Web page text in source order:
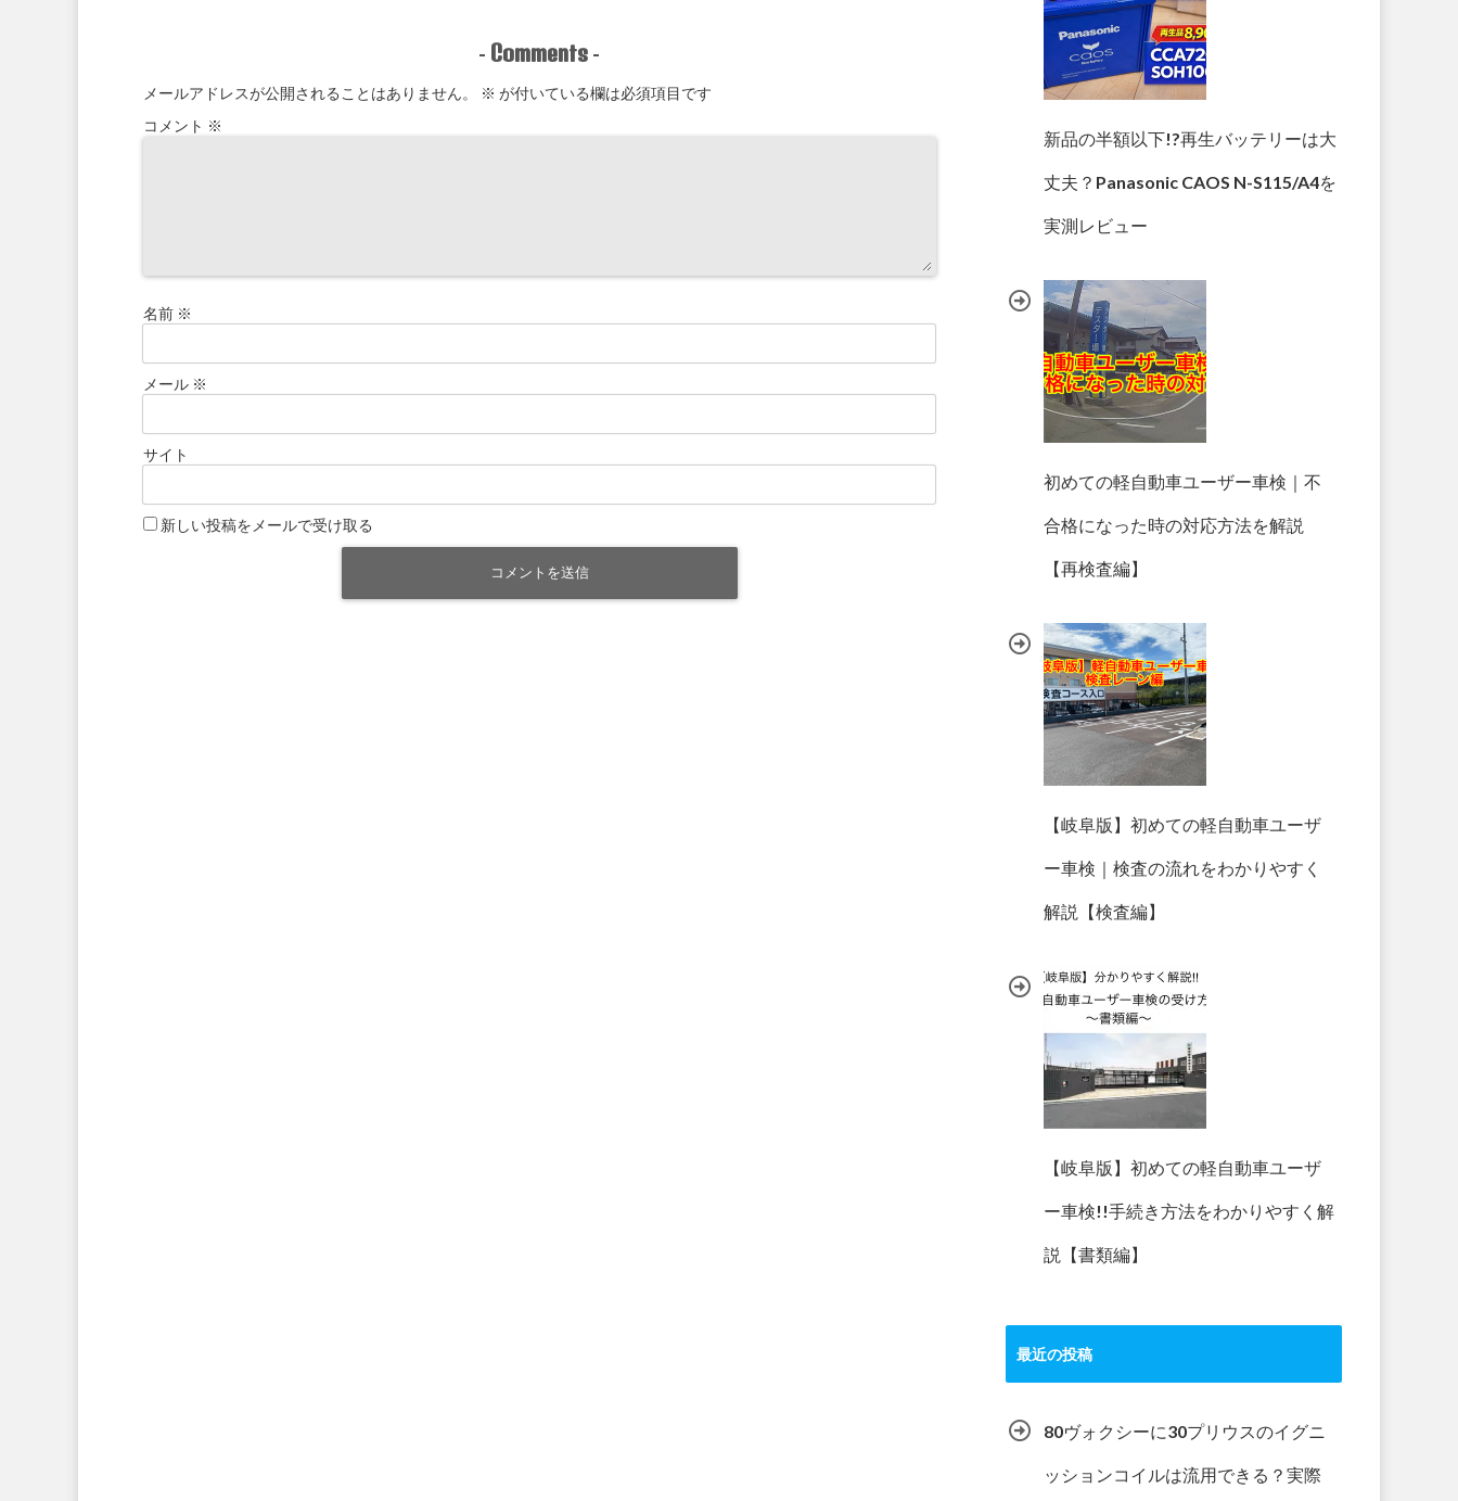
- Comments -
メールアドレスが公開されることはありません。 ※ が付いている欄は必須項目です
コメント ※
名前 ※
メール ※
サイト
新しい投稿をメールで受け取る
新品の半額以下!?再生バッテリーは大
丈夫？Panasonic CAOS N-S115/A4を
実測レビュー
初めての軽自動車ユーザー車検｜不
合格になった時の対応方法を解説
【再検査編】
【岐阜版】初めての軽自動車ユーザ
ー車検｜検査の流れをわかりやすく
解説【検査編】
【岐阜版】初めての軽自動車ユーザ
ー車検!!手続き方法をわかりやすく解
説【書類編】
最近の投稿
80ヴォクシーに30プリウスのイグニ
ッションコイルは流用できる？実際